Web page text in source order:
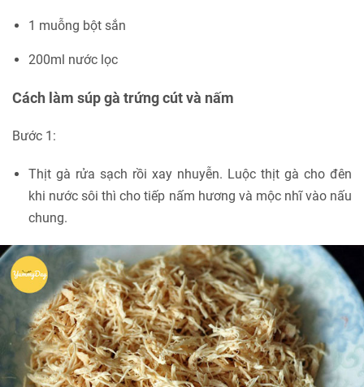
1 muỗng bột sắn
200ml nước lọc
Cách làm súp gà trứng cút và nấm
Bước 1:
Thịt gà rửa sạch rồi xay nhuyễn. Luộc thịt gà cho đên
khi nước sôi thì cho tiếp nấm hương và mộc nhĩ vào nấu
chung.